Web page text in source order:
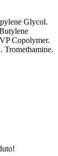
Glycol.
Copolymer.
Tromethamine.